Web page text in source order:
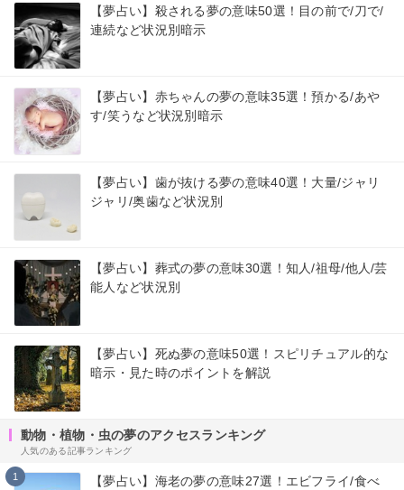
【夢占い】殺される夢の意味50選！目の前で/刀で/
連続など状況別暗示
【夢占い】赤ちゃんの夢の意味35選！預かる/あや
す/笑うなど状況別暗示
【夢占い】歯が抜ける夢の意味40選！大量/ジャリ
ジャリ/奥歯など状況別
【夢占い】葬式の夢の意味30選！知人/祖母/他人/芸
能人など状況別
【夢占い】死ぬ夢の意味50選！スピリチュアル的な
暗示・見た時のポイントを解説
動物・植物・虫の夢のアクセスランキング
人気のある記事ランキング
1
【夢占い】海老の夢の意味27選！エビフライ/食べ